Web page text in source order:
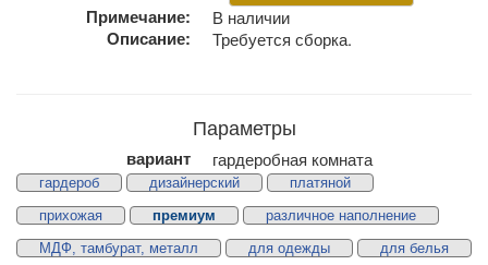
Примечание:
В наличии
Описание:
Требуется сборка.
Параметры
вариант гардеробная комната
гардероб дизайнерский
платяной
прихожая
премиум
различное наполнение
МДФ, тамбурат, металл
для одежды
для белья